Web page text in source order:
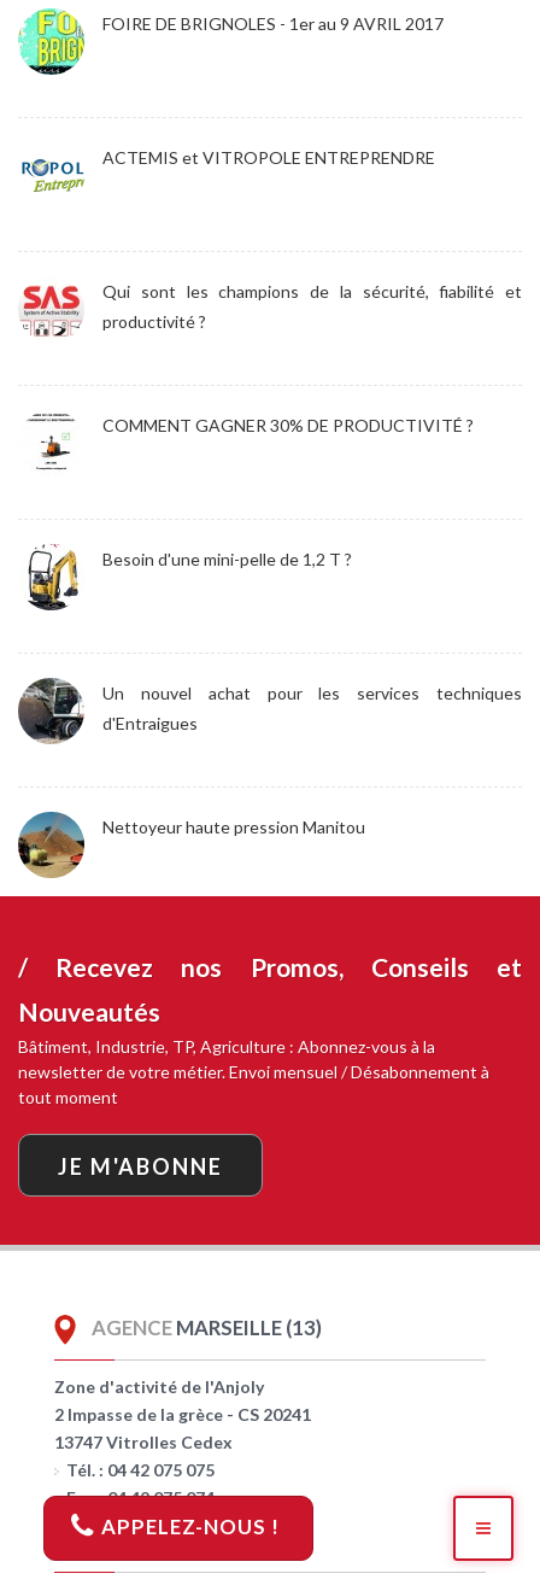
APPELEZ-NOUS !
FOIRE DE BRIGNOLES - 1er au 9 AVRIL 2017
ACTEMIS et VITROPOLE ENTREPRENDRE
Qui sont les champions de la sécurité, fiabilité et
productivité ?
COMMENT GAGNER 30% DE PRODUCTIVITÉ ?
Besoin d'une mini-pelle de 1,2 T ?
Un nouvel achat pour les services techniques
d'Entraigues
Nettoyeur haute pression Manitou
/ Recevez nos Promos, Conseils et
Nouveautés
Bâtiment, Industrie, TP, Agriculture : Abonnez-vous à la
newsletter de votre métier. Envoi mensuel / Désabonnement à
tout moment
JE M'ABONNE
AGENCEMARSEILLE (13)
Zone d'activité de l'Anjoly
2 Impasse de la grèce - CS 20241
13747 Vitrolles Cedex
Tél. : 04 42 075 075
Fax : 04 42 075 074
AGENCEAVIGNON (84)